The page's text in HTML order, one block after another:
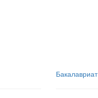
Бакалавриат